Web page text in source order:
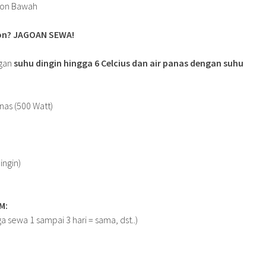
JAGOAN SEWA!
suhu dingin hingga 6 Celcius dan air panas dengan suhu
(500 Watt)
sewa 1 sampai 3 hari = sama, dst..)